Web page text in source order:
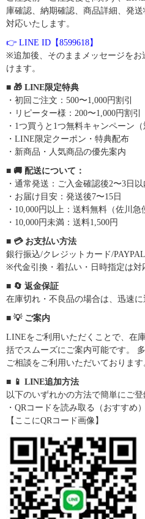
庫確認、納期確認、商品詳細、発
対応いたします。
👉 LINE ID【8599618】
※追加後、そのままメッセージを
けます。
■ 🎁 LINE限定特典
・初回ご注文：500〜1,000円割引
・リピーター様：200〜1,000円割引
・1つ買うと1つ無料キャンペーン（
・LINE限定クーポン・特典配布
・新商品・人気商品の優先案内
■ 🚚 配送について：
・通常発送：ご入金確認後2〜3日以
・お届け目安：発送後7〜15日
・10,000円以上：送料無料（佐川急
・10,000円未満：送料1,500円
■ 💳 お支払い方法
銀行振込/クレジットカード/PAYPAL
※代金引換・着払い・日時指定は対
■ 🔄 返金保証
在庫切れ・不良品の場合は、迅速に
■ 💡 ご案内
LINEをご利用いただくことで、在
括でスムーズにご案内可能です。
ご相談をご利用いただいております
■ 📱 LINE追加方法
以下のいずれかの方法で簡単にご登
・QRコードを読み取る（おすすめ）
【ここにQRコード画像】